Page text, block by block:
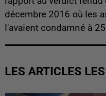
décembre 2016 où les
l'avaient condamné à
LES ARTICLES